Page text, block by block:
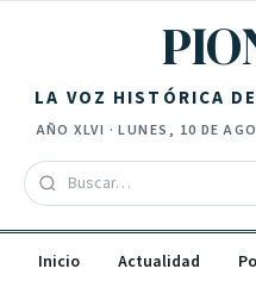
LA VOZ HISTÓRICA
AÑOXLVI ·LUNES, 10 DE
Inicio Actualidad